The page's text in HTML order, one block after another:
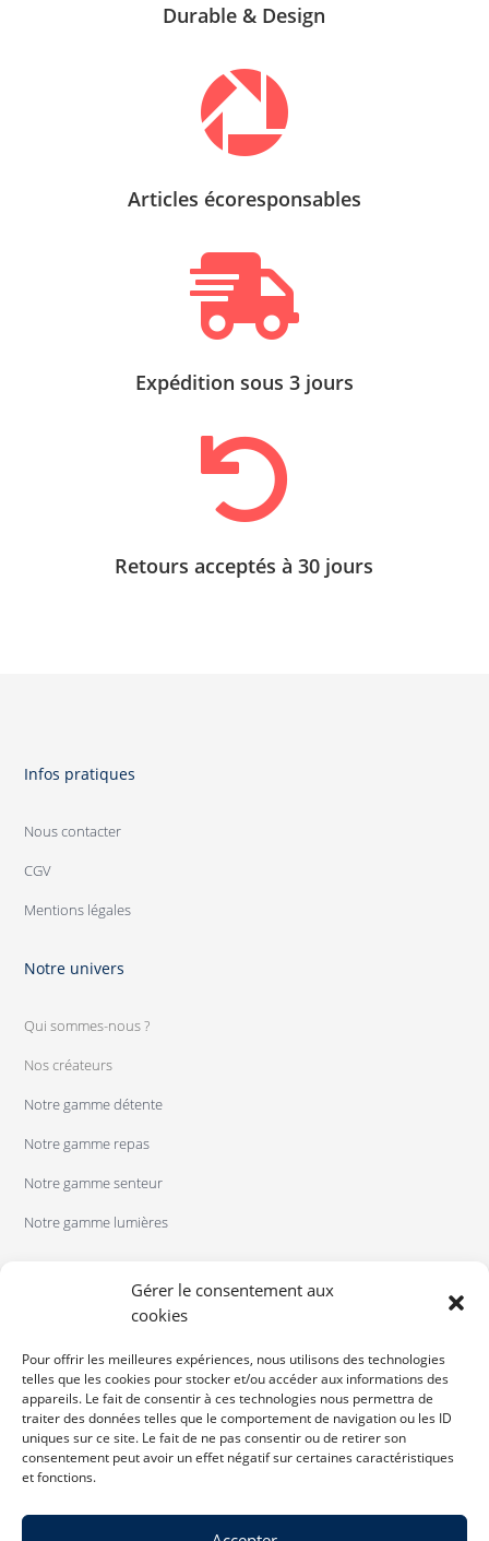
Gérer le consentement aux
cookies
Pour offrir les meilleures expériences, nous utilisons des technologies
telles que les cookies pour stocker et/ou accéder aux informations des
appareils. Le fait de consentir à ces technologies nous permettra de
traiter des données telles que le comportement de navigation ou les ID
uniques sur ce site. Le fait de ne pas consentir ou de retirer son
consentement peut avoir un effet négatif sur certaines caractéristiques
et fonctions.
Durable & Design

Articles écoresponsables

Expédition sous 3 jours

Retours acceptés à 30 jours
Infos pratiques
Nous contacter
CGV
Mentions légales
Notre univers
Qui sommes-nous ?
Nos créateurs
Notre gamme détente
Notre gamme repas
Notre gamme senteur
Notre gamme lumières